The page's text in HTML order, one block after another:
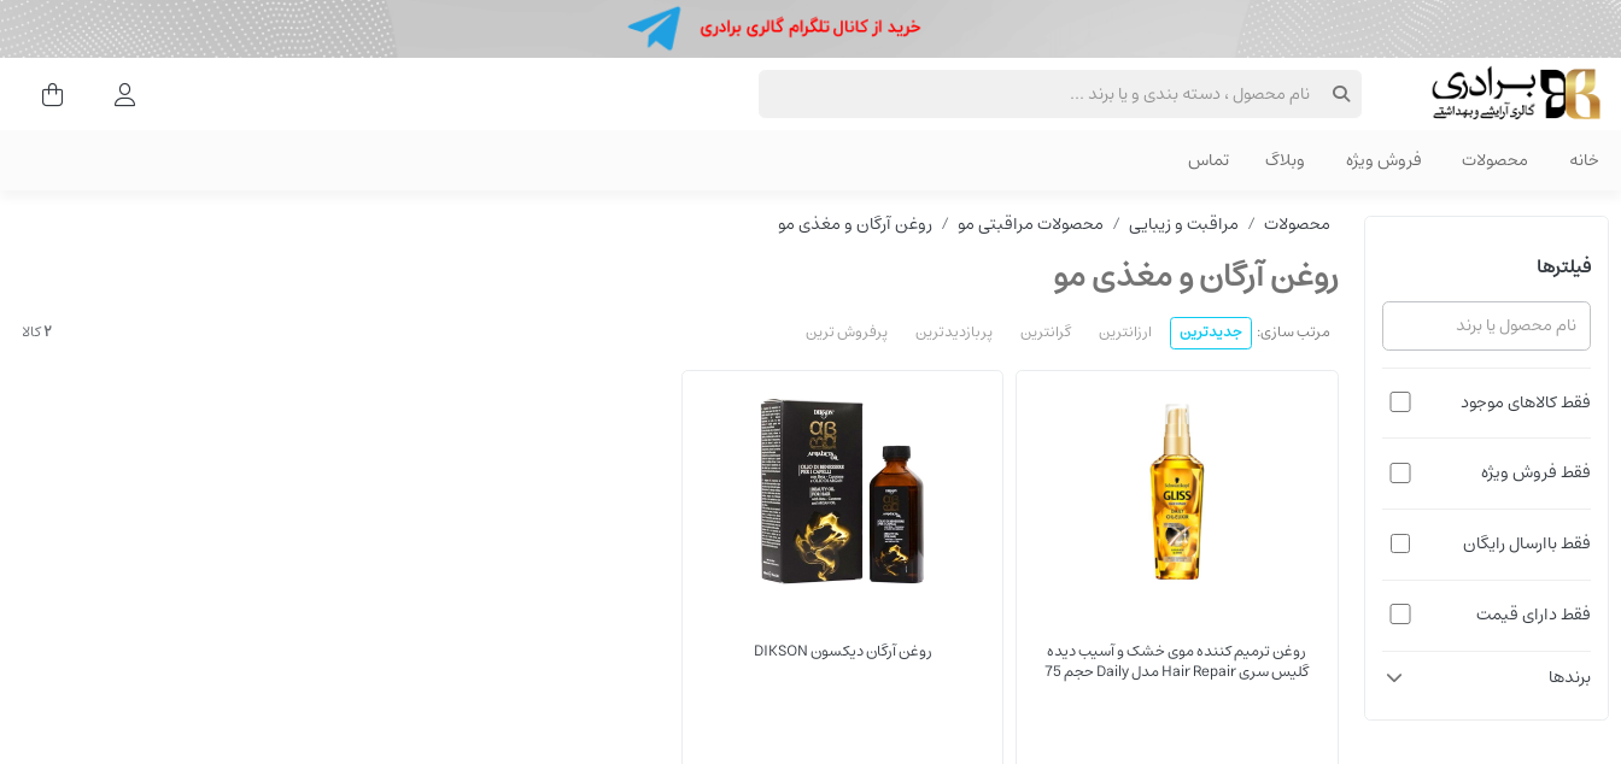
ورود کاربران
خانه
محصولات فروش ویژه وبلاگ تماس
فیلترها
فقط کالاهای موجود
فقط فروش ویژه
فقط باارسال رایگان
فقط دارای قیمت
برندها
محصولات مراقبت و زیبایی محصولات مراقبتی مو روغن آرگان و مغذی مو
روغن آرگان و مغذی مو
مرتب سازی: جدیدترین ارزانترین گرانترین پربازدیدترین پرفروش ترین 2کالا
روغن ترمیم کننده موی خشک و آسیب دیده
گلیس سری Hair Repair مدل Daily حجم 75
روغن آرگان دیکسون DIKSON